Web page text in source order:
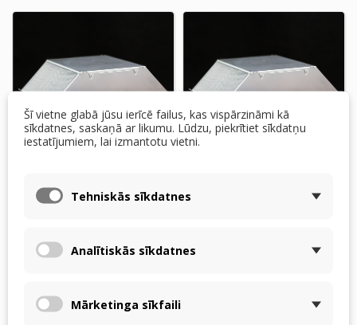
Siber DF EVO 1, 2 -
RECUTECH entalpijas
Šī vietne glabā jūsu ierīcē failus, kas vispārzināmi kā
sīkdatnes, saskaņā ar likumu. Lūdzu, piekrītiet sīkdatņu
iestatījumiem, lai izmantotu vietni.
Tehniskās sīkdatnes
Analītiskās sīkdatnes
Mārketinga sīkfaili